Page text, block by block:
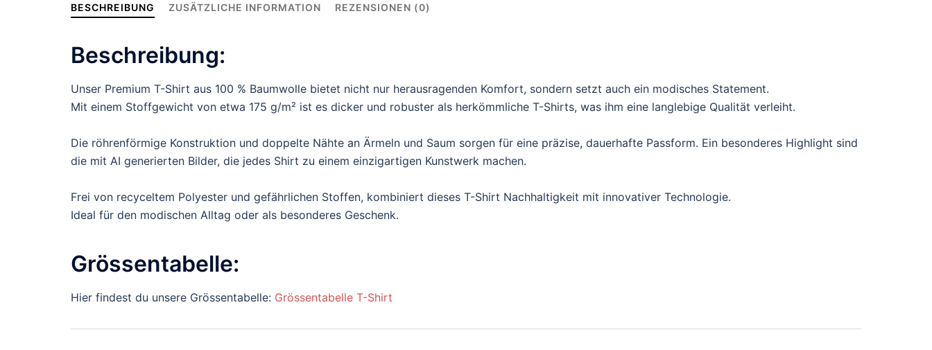
BESCHREIBUNG ZUSÄTZLICHE INFORMATION REZENSIONEN (0)
Beschreibung:
Unser Premium T-Shirt aus 100 % Baumwolle bietet nicht nur herausragenden Komfort, sondern setzt auch ein modisches Statement.
Mit einem Stoffgewicht von etwa 175 g/m² ist es dicker und robuster als herkömmliche T-Shirts, was ihm eine langlebige Qualität verleiht.
Die röhrenförmige Konstruktion und doppelte Nähte an Ärmeln und Saum sorgen für eine präzise, dauerhafte Passform. Ein besonderes Highlight sind
die mit AI generierten Bilder, die jedes Shirt zu einem einzigartigen Kunstwerk machen.
Frei von recyceltem Polyester und gefährlichen Stoffen, kombiniert dieses T-Shirt Nachhaltigkeit mit innovativer Technologie.
Ideal für den modischen Alltag oder als besonderes Geschenk.
Grössentabelle:
Hier findest du unsere Grössentabelle: Grössentabelle T-Shirt